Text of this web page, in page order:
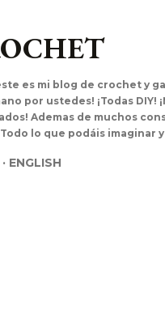
es mi blog de crochet y
por ustedes! ¡Todas
Ademas de muchos
lo que podáis imaginar
ENGLISH